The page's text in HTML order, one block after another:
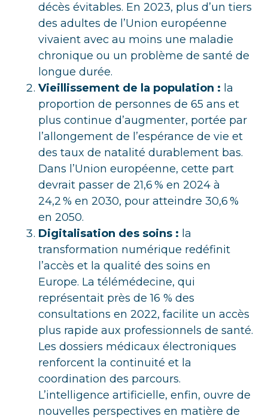
décès évitables. En 2023, plus d’un tiers
des adultes de l’Union européenne
vivaient avec au moins une maladie
chronique ou un problème de santé de
longue durée.
Vieillissement de la population : la
proportion de personnes de 65 ans et
plus continue d’augmenter, portée par
l’allongement de l’espérance de vie et
des taux de natalité durablement bas.
Dans l’Union européenne, cette part
devrait passer de 21,6 % en 2024 à
24,2 % en 2030, pour atteindre 30,6 %
en 2050.
Digitalisation des soins : la
transformation numérique redéfinit
l’accès et la qualité des soins en
Europe. La télémédecine, qui
représentait près de 16 % des
consultations en 2022, facilite un accès
plus rapide aux professionnels de santé.
Les dossiers médicaux électroniques
renforcent la continuité et la
coordination des parcours.
L’intelligence artificielle, enfin, ouvre de
nouvelles perspectives en matière de